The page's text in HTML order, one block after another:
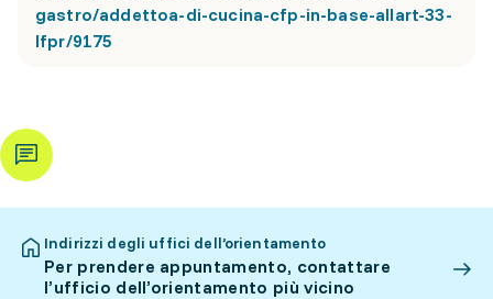
gastro/addettoa-di-cucina-cfp-in-base-allart-33-
lfpr/9175
Indirizzi degli uffici dell’orientamento
Per prendere appuntamento, contattare
l’ufficio dell’orientamento più vicino